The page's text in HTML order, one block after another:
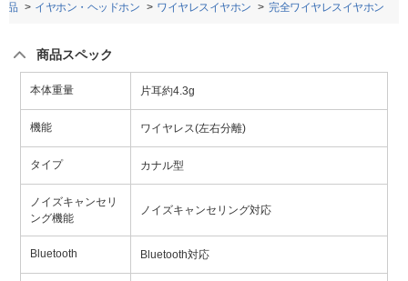
品 イヤホン・ヘッドホン ワイヤレスイヤホン 完全ワイヤレスイヤホン
商品スペック
本体重量 片耳約4.3g
機能 ワイヤレス(左右分離)
タイプ カナル型
ノイズキャンセリ
ング機能
ノイズキャンセリング対応
Bluetooth Bluetooth対応